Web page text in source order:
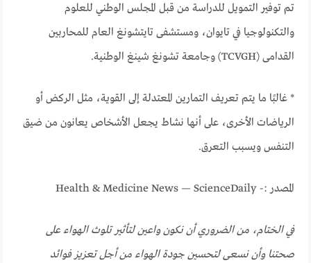
تم توفير التمويل للدراسة من قبل المجلس الوطني للعلوم
والتكنولوجيا في تايوان، ومستشفى تايتشونغ العام للمحاربين
القدامى (TCVGH) وجامعة تشونغ شينغ الوطنية.
* غالبًا ما يتم تعريف التمارين المعتدلة إلى القوية، مثل الركض أو
الرياضات الأخرى، على أنها نشاط يجعل الأشخاص يعانون من ضيق
التنفس ويسبب التعرق.
المصدر :- Health & Medicine News — ScienceDaily
في الختام، من الضروري أن نكون واعين لتأثير تلوث الهواء على
صحتنا وأن نسعى لتحسين جودة الهواء من أجل تعزيز فوائد